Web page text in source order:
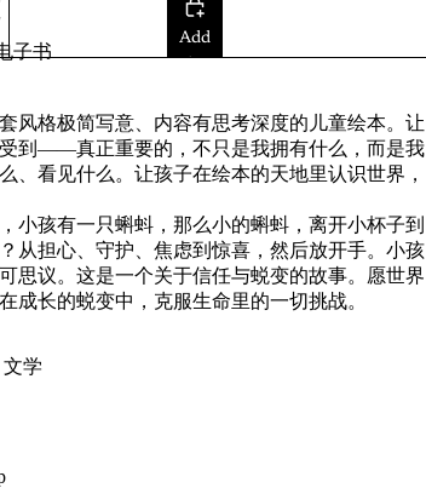
子书
文学
Add
to
风格极简写意、内容有思考深度的儿童绘本。让
到——真正重要的，不只是我拥有什么，而是我
、看见什么。让孩子在绘本的天地里认识世界，
小孩有一只蝌蚪，那么小的蝌蚪，离开小杯子到
从担心、守护、焦虑到惊喜，然后放开手。小孩
思议。这是一个关于信任与蜕变的故事。愿世界
成长的蜕变中，克服生命里的一切挑战。